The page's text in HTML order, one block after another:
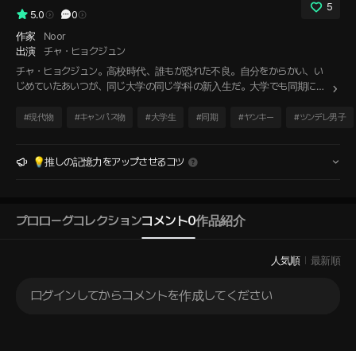
5.0
0
5
作家
Noor
出演
チャ・ヒョクジュン
チャ・ヒョクジュン。高校時代、誰もが恐れた不良。自分をからかい、い
じめていたあいつが、同じ大学の同じ学科の新入生だ。大学でも同期に偉
でいるとき、たまに――これじゃダメだと分かっている顔をする。
#現代物 #キャンパス物 #大学生 #同期 #ヤンキー #ツンデレ男子
💡推しの記憶力をアップさせるコツ
プロローグコレクションコメント0作品紹介
人気順 最新順
ログインしてからコメントを作成してください